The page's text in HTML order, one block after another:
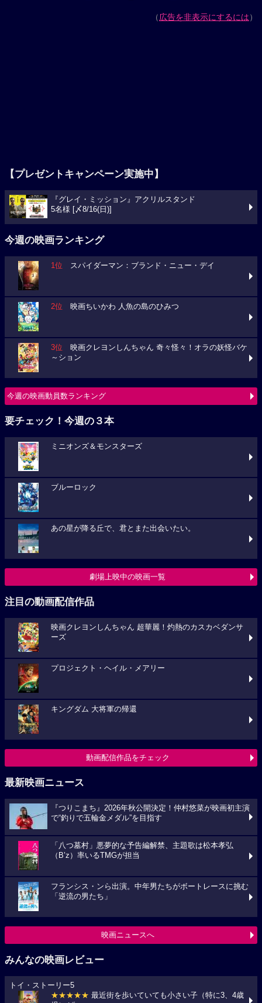
（広告を非表示にするには）
【プレゼントキャンペーン実施中】
『グレイ・ミッション』アクリルスタンド
5名様 [〆8/16(日)]
今週の映画ランキング
1位 スパイダーマン：ブランド・ニュー・デイ
2位 映画ちいかわ 人魚の島のひみつ
3位 映画クレヨンしんちゃん 奇々怪々！オラの妖怪バケ
～ション
今週の映画動員数ランキング
要チェック！今週の３本
ミニオンズ＆モンスターズ
ブルーロック
あの星が降る丘で、君とまた出会いたい。
劇場上映中の映画一覧
注目の動画配信作品
映画クレヨンしんちゃん 超華麗！灼熱のカスカベダンサ
ーズ
プロジェクト・ヘイル・メアリー
キングダム 大将軍の帰還
動画配信作品をチェック
最新映画ニュース
『つりこまち』2026年秋公開決定！仲村悠菜が映画初主演
で“釣りで五輪金メダル”を目指す
「八つ墓村」悪夢的な予告編解禁、主題歌は松本孝弘
（B’z）率いるTMGが担当
フランシス・ンら出演。中年男たちがボートレースに挑む
「逆流の男たち」
映画ニュースへ
みんなの映画レビュー
トイ・ストーリー5
★★★★★ 最近街を歩いていても小さい子（特に3、4歳